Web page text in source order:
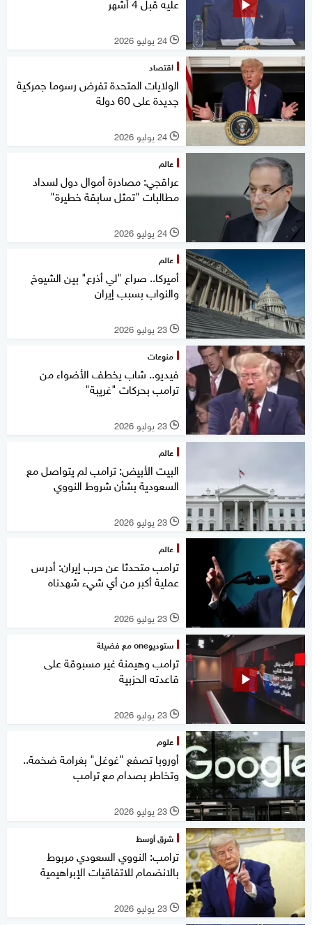
l 24 يوليو 2026
اقتصاد
الولايات المتحدة تفرض رسوما جمركية
جديدة على 60 دولة
l 24 يوليو 2026
عالم
عراقجي: مصادرة أموال دول لسداد
مطالبات "تمثل سابقة خطيرة"
l 24 يوليو 2026
عالم
أميركا.. صراع "لي أذرع" بين الشيوخ
والنواب بسبب إيران
l 23 يوليو 2026
منوعات
فيديو.. شاب يخطف الأضواء من
ترامب بحركات "غريبة"
l 23 يوليو 2026
عالم
البيت الأبيض: ترامب لم يتواصل مع
السعودية بشأن شروط النووي
l 23 يوليو 2026
عالم
ترامب متحدثا عن حرب إيران: أدرس
عملية أكبر من أي شيء شهدناه
l 23 يوليو 2026
ستوديوone مع فضيلة
ترامب وهيمنة غير مسبوقة على
قاعدته الحزبية
l 23 يوليو 2026
علوم
أوروبا تصفع "غوغل" بغرامة ضخمة..
وتخاطر بصدام مع ترامب
l 23 يوليو 2026
شرق أوسط
ترامب: النووي السعودي مربوط
بالانضمام للاتفاقيات الإبراهيمية
l 23 يوليو 2026